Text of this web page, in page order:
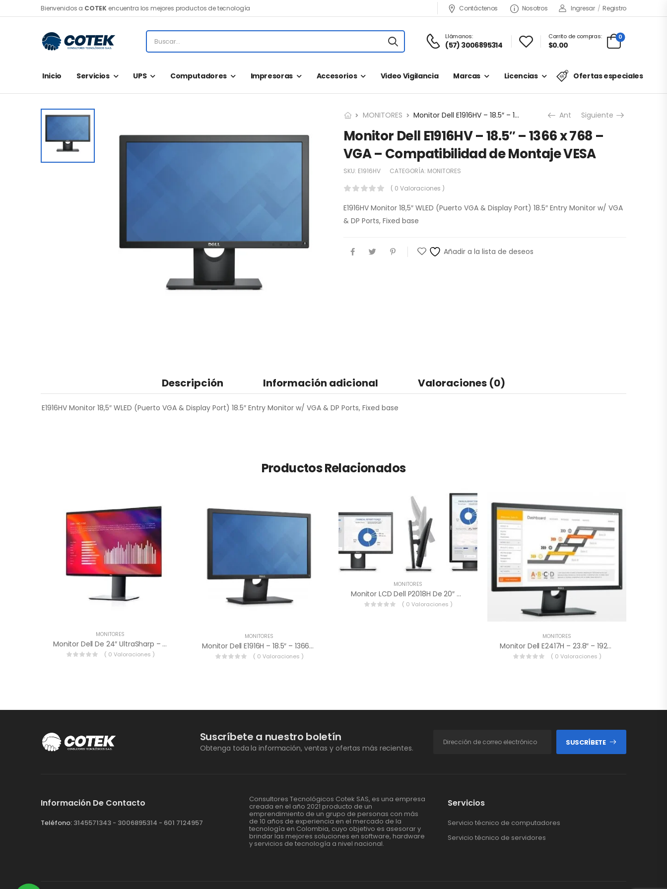
Bienvenidos a COTEK encuentra los mejores productos de tecnología Contáctenos Nosotros Ingresar / Registro
Llámanos:
(57) 3006895314
Carrito de compras:
$0.00
0
Inicio Servicios UPS Computadores Impresoras Accesorios Video Vigilancia Marcas Licencias Ofertas especiales
MONITORES Monitor Dell E1916HV – 18.5″ – 1366 x 768 – VGA – Compatibilidad de Montaje VESA Ant Siguiente
Monitor Dell E1916HV – 18.5″ – 1366 x 768 –
VGA – Compatibilidad de Montaje VESA
SKU: E1916HV CATEGORÍA: MONITORES
( 0 Valoraciones )
E1916HV Monitor 18,5″ WLED (Puerto VGA & Display Port) 18.5″ Entry Monitor w/ VGA
& DP Ports, Fixed base
Añadir a la lista de deseos
Descripción Información adicional Valoraciones (0)
E1916HV Monitor 18,5″ WLED (Puerto VGA & Display Port) 18.5″ Entry Monitor w/ VGA & DP Ports, Fixed base
Productos Relacionados
MONITORES
Monitor Dell De 24″ UltraSharp – 210-AWKG.
( 0 Valoraciones )
MONITORES
Monitor Dell E1916H – 18.5″ – 1366×768 – VGA – DisplayPort – Compatibilidad De Montaje VESA
( 0 Valoraciones )
MONITORES
Monitor LCD Dell P2018H De 20″ Con Retroiluminación LED, Color Negro.
( 0 Valoraciones )
MONITORES
Monitor Dell E2417H – 23.8″ – 1920×1080 – VGA – DisplayPort.
( 0 Valoraciones )
Suscríbete a nuestro boletín
Obtenga toda la información, ventas y ofertas más recientes.
SUSCRÍBETE
Información De Contacto
Teléfono: 3145571343 - 3006895314 - 601 7124957
Consultores Tecnológicos Cotek SAS, es una empresa
creada en el año 2021 producto de un
emprendimiento de un grupo de personas con más
de 10 años de experiencia en el mercado de la
tecnología en Colombia, cuyo objetivo es asesorar y
brindar las mejores soluciones en software, hardware
y servicios de tecnología a nivel nacional.
Servicios
Servicio técnico de computadores
Servicio técnico de servidores